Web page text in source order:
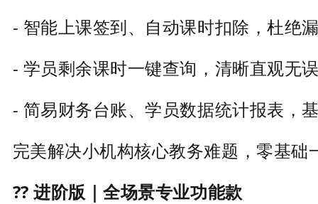
- 智能上课签到、自动课时扣除，杜绝
- 学员剩余课时一键查询，清晰直观无
- 简易财务台账、学员数据统计报表，
完美解决小机构核心教务难题，零基
?? 进阶版｜全场景专业功能款